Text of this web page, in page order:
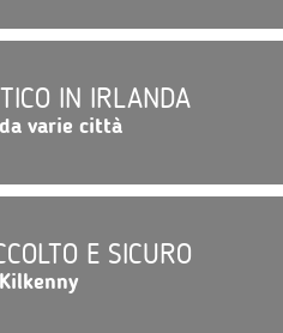
IN IRLANDA
varie città
E SICURO
Kilkenny